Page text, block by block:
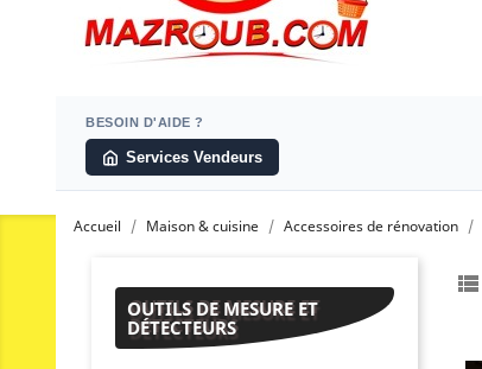
BESOIN D'AIDE ?
Services Vendeurs
Accueil Maison & cuisine Accessoires de rénovation
OUTILS DE MESURE ET
DÉTECTEURS
